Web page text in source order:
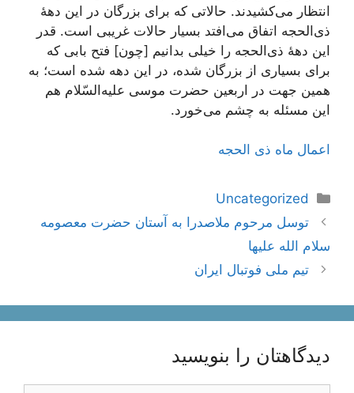
انتظار مى‌کشیدند. حالاتى که براى بزرگان در این دهۀ‌
ذی‌الحجه اتفاق مى‌افتد بسیار حالات غریبى است. قدر
این دهۀ ذی‌الحجه را خیلى بدانیم [چون] فتح بابی که
براى بسیارى از بزرگان شده، در این دهه شده است؛ به
همین جهت در اربعین حضرت موسى علیه‌السّلام هم
این مسئله به چشم مى‌خورد.
اعمال ماه ذی الحجه
دسته‌ها
Uncategorized
ناوبری
نوشته‌ها
توسل مرحوم ملاصدرا به آستان حضرت معصومه
سلام الله علیها
تیم ملی فوتبال ایران
دیدگاهتان را بنویسید